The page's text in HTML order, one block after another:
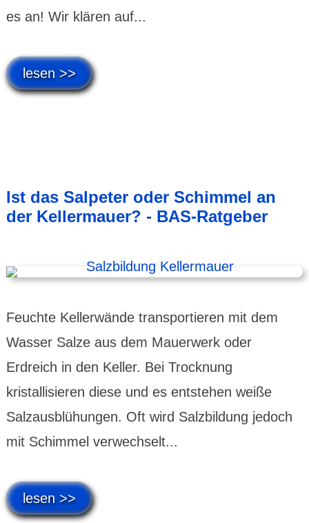
es an! Wir klären auf...
lesen >>
Ist das Salpeter oder Schimmel an
der Kellermauer? - BAS-Ratgeber
Feuchte Kellerwände transportieren mit dem
Wasser Salze aus dem Mauerwerk oder
Erdreich in den Keller. Bei Trocknung
kristallisieren diese und es entstehen weiße
Salzausblühungen. Oft wird Salzbildung jedoch
mit Schimmel verwechselt...
lesen >>